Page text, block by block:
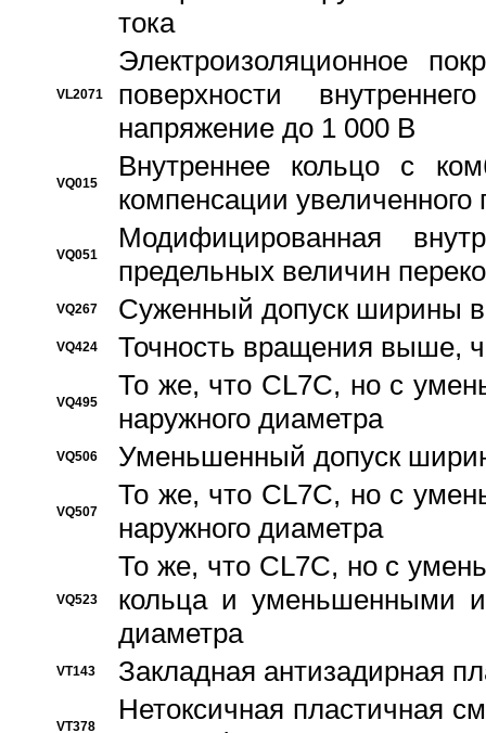
тока
VL2071
Электроизоляционное
поверхности
напряжение до 1 000 В
VQ015
Bнутреннее кольцо с
компенсации увеличенного
VQ051
Модифицированная
предельных величин
VQ267 Суженный допуск ширины
VQ424 Точность вращения выше,
VQ495
То же, что CL7C, но с
наружного диаметра
VQ506 Уменьшенный допуск
VQ507
То же, что CL7C, но с
наружного диаметра
VQ523
То же, что CL7C, но с
кольца и уменьшенными
диаметра
VT143 Закладная антизадирная
VT378
Нетоксичная пластичная